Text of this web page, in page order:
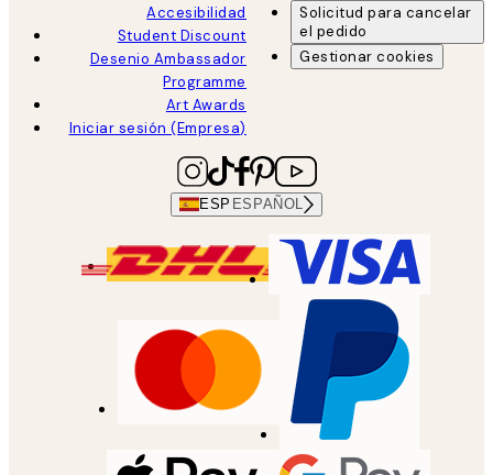
Accesibilidad
Student Discount
Desenio Ambassador
Programme
Art Awards
Iniciar sesión (Empresa)
Solicitud para cancelar
el pedido
Gestionar cookies
ESP ESPAÑOL